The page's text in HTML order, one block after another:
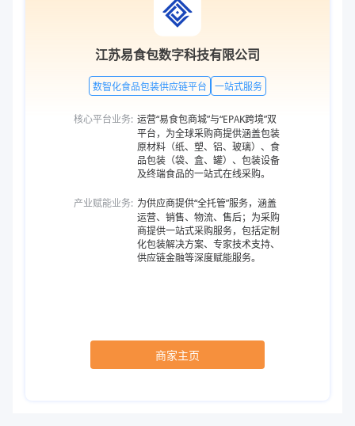
江苏易食包数字科技有限公司
数智化食品包装供应链平台 一站式服务
核心平台业务: 运营“易食包商城”与“EPAK跨境”双
平台，为全球采购商提供涵盖包装
原材料（纸、塑、铝、玻璃）、食
品包装（袋、盒、罐）、包装设备
及终端食品的一站式在线采购。
产业赋能业务: 为供应商提供“全托管”服务，涵盖
运营、销售、物流、售后；为采购
商提供一站式采购服务，包括定制
化包装解决方案、专家技术支持、
供应链金融等深度赋能服务。
商家主页